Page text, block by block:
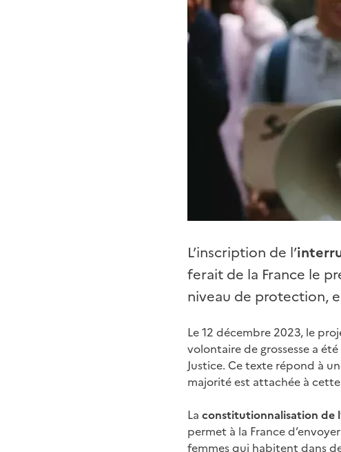
L’inscription de l’
ferait de la France le
niveau de protection,
Le 12 décembre 2023, le
volontaire de grossesse a
Justice. Ce texte répond à
majorité est attachée à
La constitutionnalisation de
permet à la France
femmes qui habitent dans